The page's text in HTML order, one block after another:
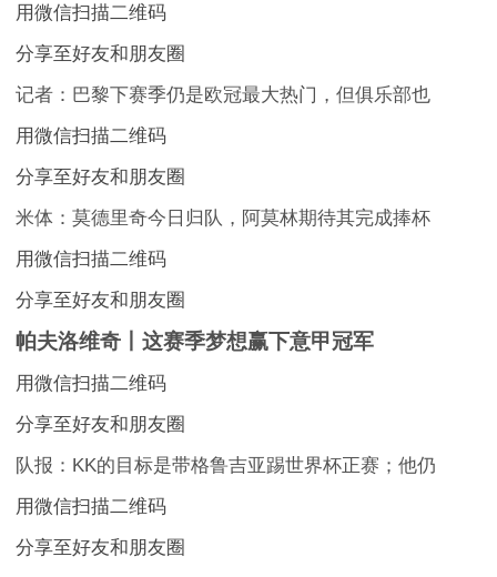
用微信扫描二维码
分享至好友和朋友圈
记者：巴黎下赛季仍是欧冠最大热门，但俱乐部也
用微信扫描二维码
分享至好友和朋友圈
米体：莫德里奇今日归队，阿莫林期待其完成捧杯
用微信扫描二维码
分享至好友和朋友圈
帕夫洛维奇丨这赛季梦想赢下意甲冠军
用微信扫描二维码
分享至好友和朋友圈
队报：KK的目标是带格鲁吉亚踢世界杯正赛；他仍
用微信扫描二维码
分享至好友和朋友圈